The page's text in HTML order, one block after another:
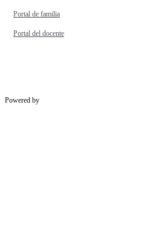
Portal de familia
Portal del docente
Powered by